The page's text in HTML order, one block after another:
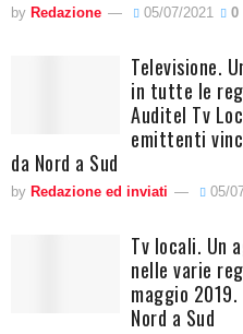
by Redazione 05/07/2021 0
Televisione.
in tutte le
Auditel Tv
emittenti
da Nord a Sud
by Redazione ed inviati 05/
Tv locali. Un
nelle varie
maggio
Nord a Sud